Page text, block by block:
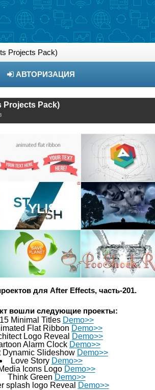
Projects Pack)
АВТОРИЗАЦИЯ
Projects Pack)
для After Effects, часть-201.
вошли следующие проекты:
15 Minimal Titles Demo>>
Flat Ribbon Demo>>
Logo Reveal
Demo>>
Alarm Clock Demo>>
Dynamic Slideshow Demo>>
Love Story Demo>>
Icons Logo Demo>>
Think Green Demo>>
splash logo Reveal
Demo>>